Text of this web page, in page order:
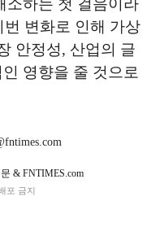
번 변화로 인해 가상
안정성, 산업의 글
영향을 줄 것으로
& FNTIMES.com
포 금지